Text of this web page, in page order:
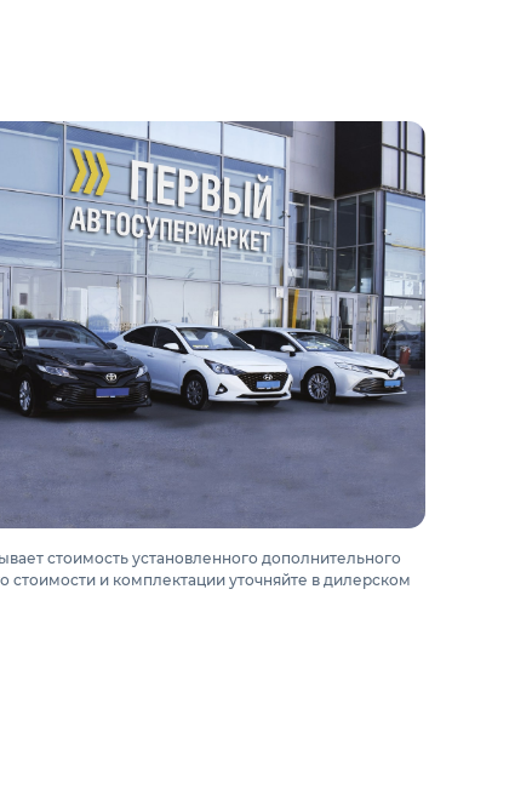
стоимость установленного дополнительного
и комплектации уточняйте в дилерском